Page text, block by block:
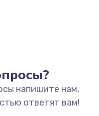
напишите нам,
ответят вам!